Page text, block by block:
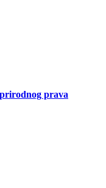
prava